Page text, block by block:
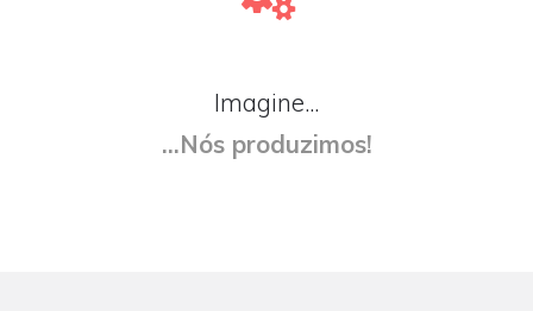
Imagine...
...Nós produzimos!